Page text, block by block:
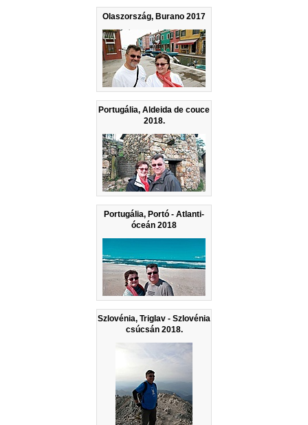
Olaszország, Burano 2017
Portugália, Aldeida de couce
2018.
Portugália, Portó - Atlanti-
óceán 2018
Szlovénia, Triglav - Szlovénia
csúcsán 2018.